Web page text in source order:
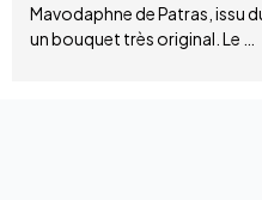
Mavodaphne de Patras, issu
un bouquet très original. Le …